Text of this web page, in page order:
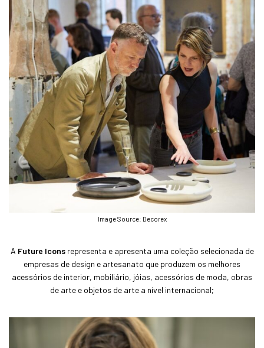
Image Source: Decorex
A Future Iconsrepresenta e apresenta uma coleção selecionada de
empresas de design e artesanato que produzem os melhores
acessórios de interior, mobiliário, jóias, acessórios de moda, obras
de arte e objetos de arte a nível internacional;